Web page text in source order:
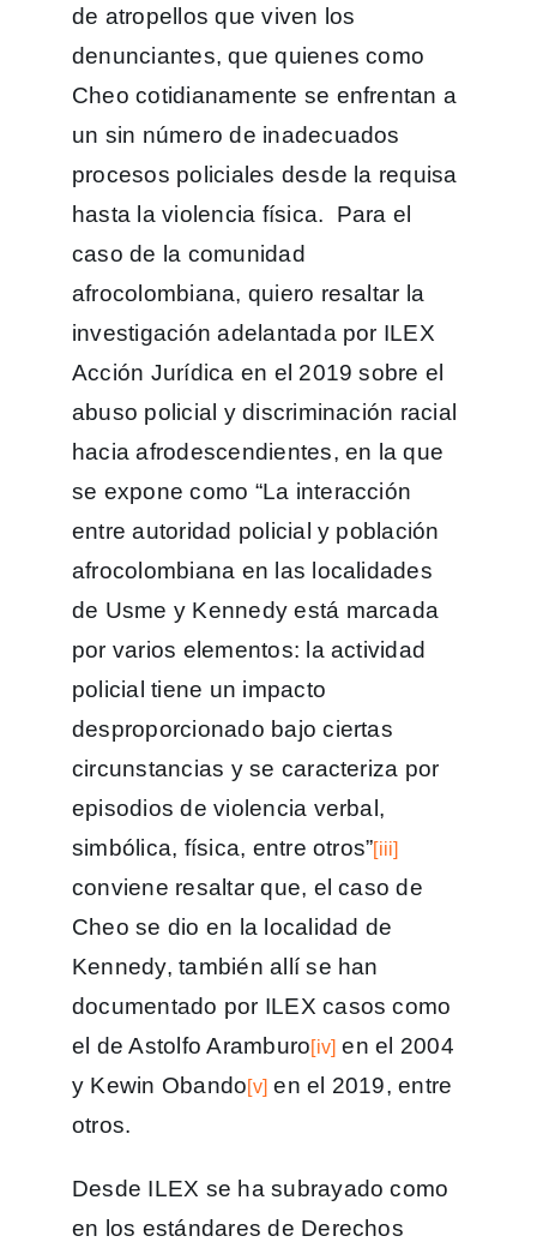
de atropellos que viven los
denunciantes, que quienes como
Cheo cotidianamente se enfrentan a
un sin número de inadecuados
procesos policiales desde la requisa
hasta la violencia física. Para el
caso de la comunidad
afrocolombiana, quiero resaltar la
investigación adelantada por ILEX
Acción Jurídica en el 2019 sobre el
abuso policial y discriminación racial
hacia afrodescendientes, en la que
se expone como “La interacción
entre autoridad policial y población
afrocolombiana en las localidades
de Usme y Kennedy está marcada
por varios elementos: la actividad
policial tiene un impacto
desproporcionado bajo ciertas
circunstancias y se caracteriza por
episodios de violencia verbal,
simbólica, física, entre otros”[iii]
conviene resaltar que, el caso de
Cheo se dio en la localidad de
Kennedy, también allí se han
documentado por ILEX casos como
el de Astolfo Aramburo[iv] en el 2004
y Kewin Obando[v] en el 2019, entre
otros.
Desde ILEX se ha subrayado como
en los estándares de Derechos